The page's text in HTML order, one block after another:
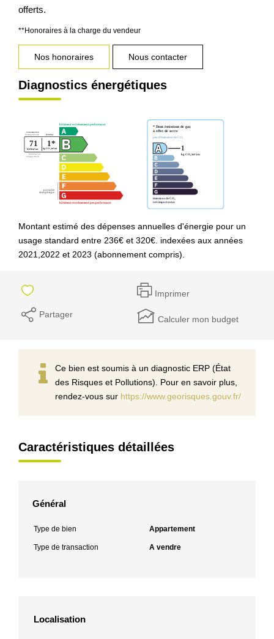
offerts.
**Honoraires à la charge du vendeur
Nos honoraires Nous contacter
Diagnostics énergétiques
Montant estimé des dépenses annuelles d'énergie pour un
usage standard entre 236€ et 320€. indexées aux années
2021,2022 et 2023 (abonnement compris).
Imprimer
Partager Calculer mon budget
Ce bien est soumis à un diagnostic ERP (État
des Risques et Pollutions). Pour en savoir plus,
rendez-vous sur https://www.georisques.gouv.fr/
Caractéristiques détaillées
Général
Type de bien Appartement
Type de transaction A vendre
Localisation